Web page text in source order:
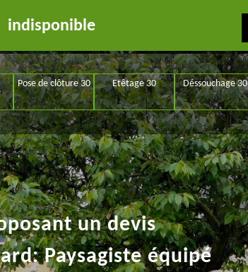
indisponible
Pose de clôture 30 Etêtage 30 Déssouchage 30
un devis
Paysagiste équipé